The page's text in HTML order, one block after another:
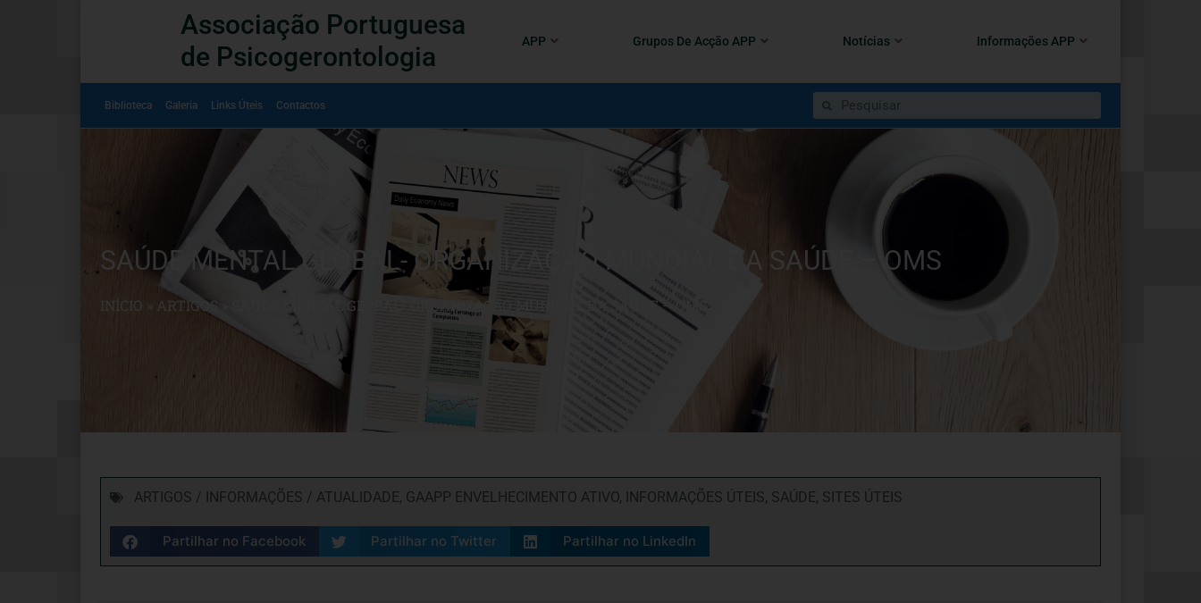
Associação Portuguesa
de Psicogerontologia
APP Grupos De Acção APP Notícias Informações APP
Biblioteca Galeria Links Úteis Contactos
SAÚDE MENTAL GLOBAL- ORGANIZAÇÃO MUNDIAL DA SAÚDE – OMS
INÍCIO » ARTIGOS SAÚDE MENTAL GLOBAL- ORGANIZAÇÃO MUNDIAL DA SAÚDE – OMS
ARTIGOS / INFORMAÇÕES / ATUALIDADE, GAAPP ENVELHECIMENTO ATIVO, INFORMAÇÕES ÚTEIS, SAÚDE, SITES ÚTEIS
Partilhar no Facebook Partilhar no Twitter Partilhar no LinkedIn